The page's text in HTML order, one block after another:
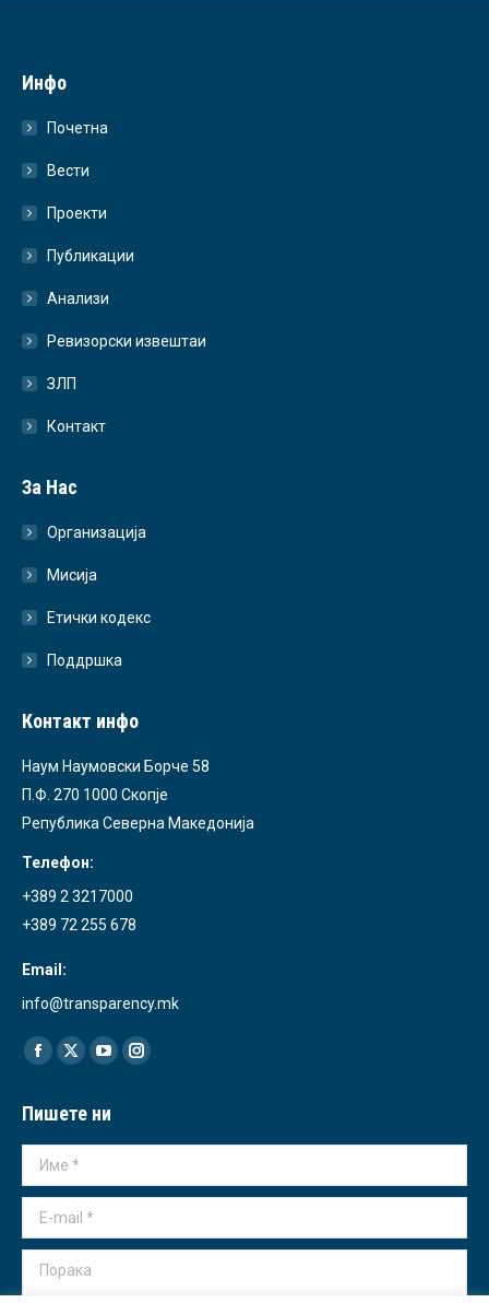
Инфо
Почетна
Вести
Проекти
Публикации
Анализи
Ревизорски извештаи
ЗЛП
Контакт
За Нас
Организација
Мисија
Етички кодекс
Поддршка
Контакт инфо
Наум Наумовски Борче 58
П.Ф. 270 1000 Скопје
Република Северна Македонија
Телефон:
+389 2 3217000
+389 72 255 678
Email:
info@transparency.mk
Find us on:
Facebook
opens
in
new
X
opens
in
YouTube
opens
in
Instagram
in
Пишете ни
Име *
E-mail *
Порака